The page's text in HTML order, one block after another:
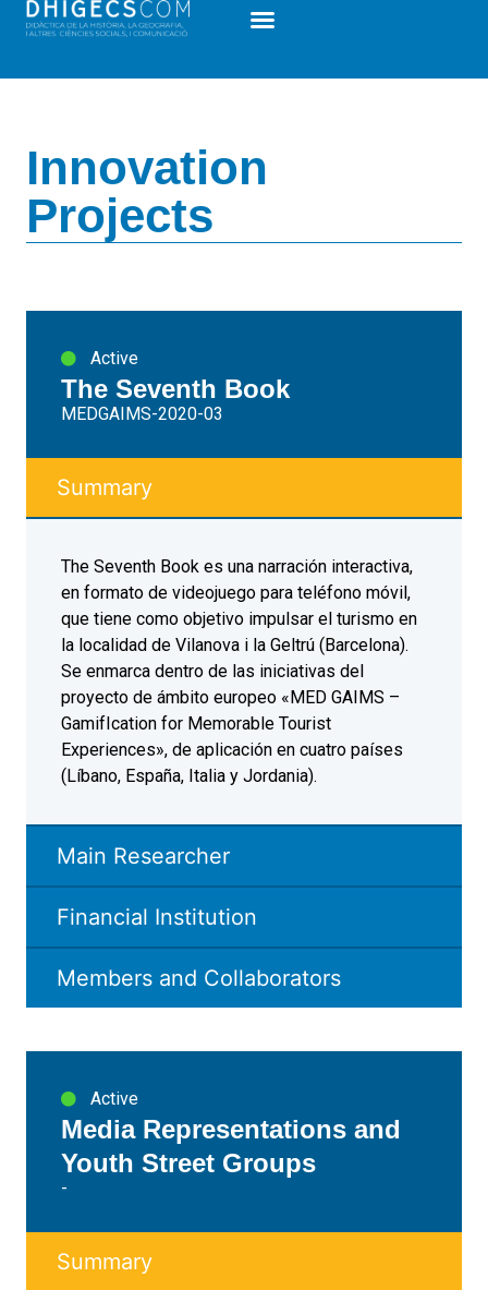
Innovation
Projects
Active
The Seventh Book
MEDGAIMS-2020-03
Summary
Main Researcher
Financial Institution
Members and Collaborators
The Seventh Book es una narración interactiva,
en formato de videojuego para teléfono móvil,
que tiene como objetivo impulsar el turismo en
la localidad de Vilanova i la Geltrú (Barcelona).
Se enmarca dentro de las iniciativas del
proyecto de ámbito europeo «MED GAIMS –
GamifIcation for Memorable Tourist
Experiences», de aplicación en cuatro países
(Líbano, España, Italia y Jordania).
Active
Media Representations and
Youth Street Groups
-
Summary